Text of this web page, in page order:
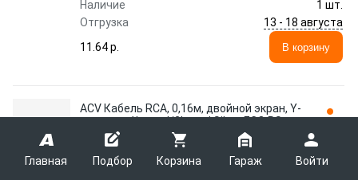
Главная Подбор Корзина Гараж Войти
Наличие
1 шт.
Отгрузка
13 - 18 августа
11.64 p.
В корзину
ACV Кабель RCA, 0,16м, двойной экран, Y-
адаптер, 1'мама'/2'папа' Silver ECO RS-
2M1FRS-2M1F